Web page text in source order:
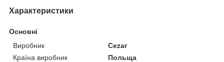
Характеристики
Основні
Виробник
Cezar
Країна виробник
Польща